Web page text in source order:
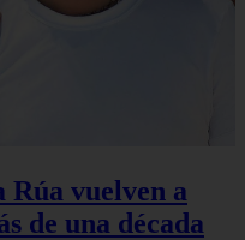
Rúa vuelven a
de una década